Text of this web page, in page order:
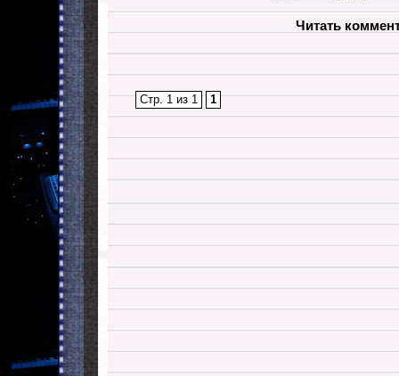
Читать
Стр. 1 из 1 1